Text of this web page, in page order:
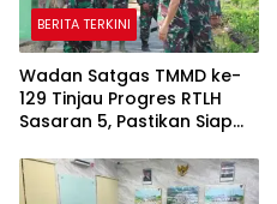
BERITA TERKINI
Wadan Satgas TMMD ke-
129 Tinjau Progres RTLH
Sasaran 5, Pastikan Siap